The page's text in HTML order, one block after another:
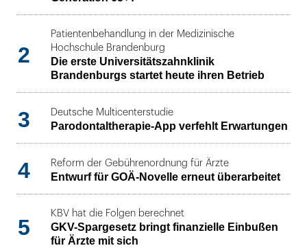
2
Patientenbehandlung in der Medizinische
Hochschule Brandenburg
Die erste Universitätszahnklinik
Brandenburgs startet heute ihren Betrieb
3 Deutsche Multicenterstudie
Parodontaltherapie-App verfehlt Erwartungen
4 Reform der Gebührenordnung für Ärzte
Entwurf für GOÄ-Novelle erneut überarbeitet
5
KBV hat die Folgen berechnet
GKV-Spargesetz bringt finanzielle Einbußen
für Ärzte mit sich